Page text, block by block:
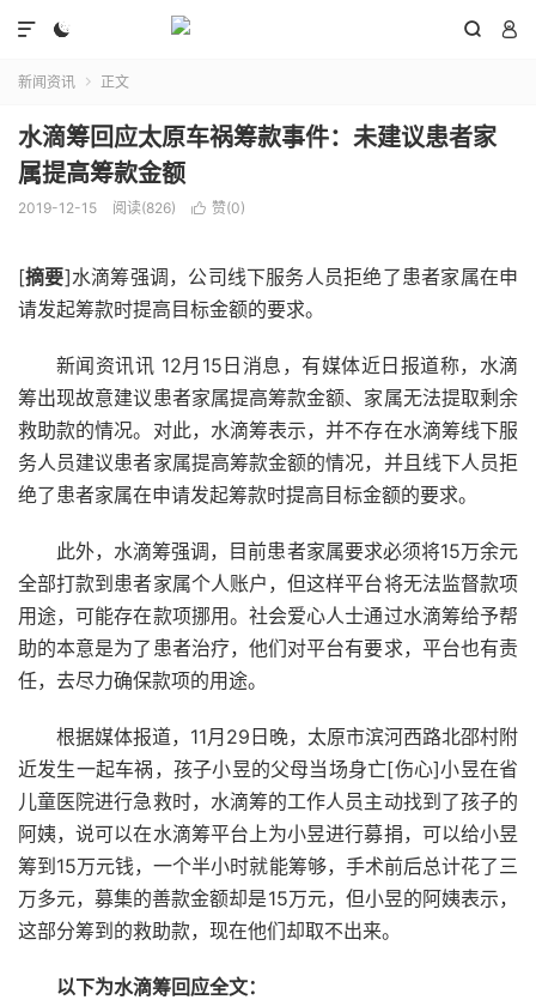
  

新闻资讯  正文
水滴筹回应太原车祸筹款事件：未建议患者家
属提高筹款金额
2019-12-15 阅读(826)  赞(0)
[摘要]水滴筹强调，公司线下服务人员拒绝了患者家属在申
请发起筹款时提高目标金额的要求。
新闻资讯讯 12月15日消息，有媒体近日报道称，水滴
筹出现故意建议患者家属提高筹款金额、家属无法提取剩余
救助款的情况。对此，水滴筹表示，并不存在水滴筹线下服
务人员建议患者家属提高筹款金额的情况，并且线下人员拒
绝了患者家属在申请发起筹款时提高目标金额的要求。
此外，水滴筹强调，目前患者家属要求必须将15万余元
全部打款到患者家属个人账户，但这样平台将无法监督款项
用途，可能存在款项挪用。社会爱心人士通过水滴筹给予帮
助的本意是为了患者治疗，他们对平台有要求，平台也有责
任，去尽力确保款项的用途。
根据媒体报道，11月29日晚，太原市滨河西路北邵村附
近发生一起车祸，孩子小昱的父母当场身亡[伤心]小昱在省
儿童医院进行急救时，水滴筹的工作人员主动找到了孩子的
阿姨，说可以在水滴筹平台上为小昱进行募捐，可以给小昱
筹到15万元钱，一个半小时就能筹够，手术前后总计花了三
万多元，募集的善款金额却是15万元，但小昱的阿姨表示，
这部分筹到的救助款，现在他们却取不出来。
以下为水滴筹回应全文：